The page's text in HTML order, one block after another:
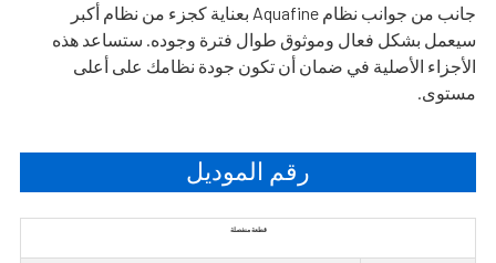
جانب من جوانب نظام Aquafine بعناية كجزء من نظام أكبر
سيعمل بشكل فعال وموثوق طوال فترة وجوده. ستساعد هذه
الأجزاء الأصلية في ضمان أن تكون جودة نظامك على أعلى
مستوى.
رقم الموديل
قطعة منفصلة